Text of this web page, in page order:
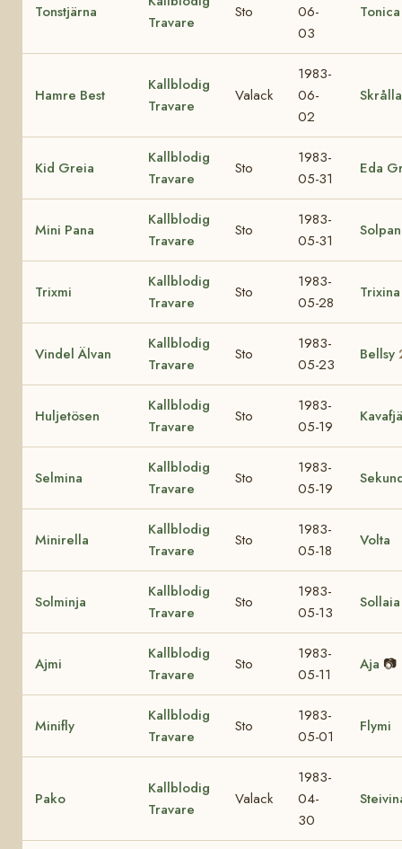
Tonstjärna
Travare
Sto
06-
03
Tonica
Hamre Best
Kallblodig
Travare
Valack
1983-
06-
02
Kid Greia
Kallblodig
Travare
Sto
1983-
05-31
Eda
Mini Pana
Kallblodig
Travare
Sto
1983-
05-31
Trixmi
Kallblodig
Travare
Sto
1983-
05-28
Trixina
Vindel Älvan
Kallblodig
Travare
Sto
1983-
05-23
Bellsy
Huljetösen
Kallblodig
Travare
Sto
1983-
05-19
Selmina
Kallblodig
Travare
Sto
1983-
05-19
Minirella
Kallblodig
Travare
Sto
1983-
05-18
Volta
Solminja
Kallblodig
Travare
Sto
1983-
05-13
Sollaia
Ajmi
Kallblodig
Travare
Sto
1983-
05-11
Aja 📷
Minifly
Kallblodig
Travare
Sto
1983-
05-01
Flymi
Pako
Kallblodig
Travare
Valack
1983-
04-
30